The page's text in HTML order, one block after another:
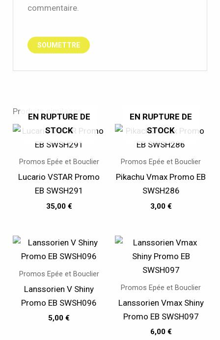
commentaire.
Produits similaires
EN RUPTURE DE
STOCK
Promos Epée et Bouclier
Lucario VSTAR Promo
EB SWSH291
35,00 €
EN RUPTURE DE
STOCK
Promos Epée et Bouclier
Pikachu Vmax Promo EB
SWSH286
3,00 €
Promos Epée et Bouclier
Lanssorien V Shiny
Promo EB SWSH096
5,00€
Promos Epée et Bouclier
Lanssorien Vmax Shiny
Promo EB SWSH097
6,00 €